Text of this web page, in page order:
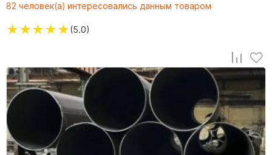
82 человек(а) интересовались данным товаром
★★★★★(5.0)